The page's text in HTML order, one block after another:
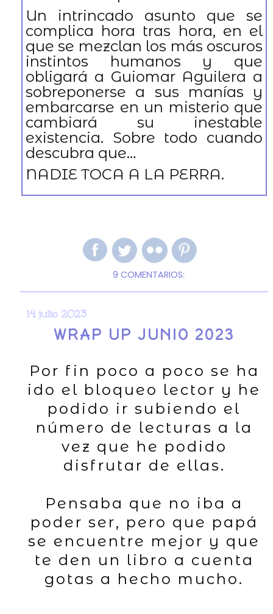
Un intrincado asunto que se
complica hora tras hora, en el
que se mezclan los más oscuros
instintos humanos y que
obligará a Guiomar Aguilera a
sobreponerse a sus manías y
embarcarse en un misterio que
cambiará su inestable
existencia. Sobre todo cuando
descubra que…
NADIE TOCA A LA PERRA.
9 COMENTARIOS:
14 julio 2023
WRAP UP JUNIO 2023
Por fin poco a poco se ha
ido el bloqueo lector y he
podido ir subiendo el
número de lecturas a la
vez que he podido
disfrutar de ellas.
Pensaba que no iba a
poder ser, pero que papá
se encuentre mejor y que
te den un libro a cuenta
gotas a hecho mucho.